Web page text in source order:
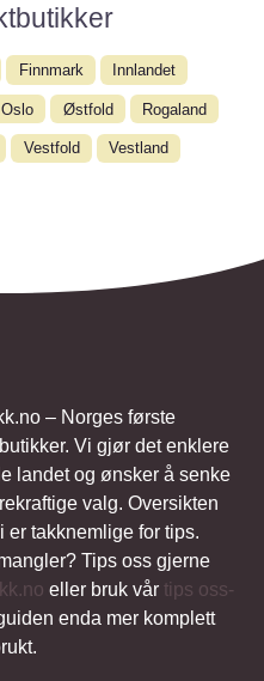
Finnmark Innlandet
Oslo Østfold Rogaland
Vestfold Vestland
– Norges første
Vi gjør det enklere
landet og ønsker å senke
valg. Oversikten
er takknemlige for tips.
Tips oss gjerne
eller bruk vår tips oss-
enda mer komplett